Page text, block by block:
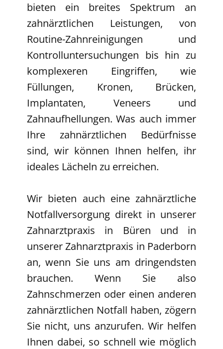
bieten ein breites Spektrum an
zahnärztlichen Leistungen, von
Routine-Zahnreinigungen und
Kontrolluntersuchungen bis hin zu
komplexeren Eingriffen, wie
Füllungen, Kronen, Brücken,
Implantaten, Veneers und
Zahnaufhellungen. Was auch immer
Ihre zahnärztlichen Bedürfnisse
sind, wir können Ihnen helfen, ihr
ideales Lächeln zu erreichen.
Wir bieten auch eine zahnärztliche
Notfallversorgung direkt in unserer
Zahnarztpraxis in Büren und in
unserer Zahnarztpraxis in Paderborn
an, wenn Sie uns am dringendsten
brauchen. Wenn Sie also
Zahnschmerzen oder einen anderen
zahnärztlichen Notfall haben, zögern
Sie nicht, uns anzurufen. Wir helfen
Ihnen dabei, so schnell wie möglich